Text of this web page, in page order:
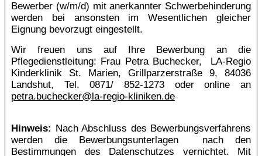
Bewerber (w/m/d) mit anerkannter Schwerbehinderung
werden bei ansonsten im Wesentlichen gleicher
Eignung bevorzugt eingestellt.
Wir freuen uns auf Ihre Bewerbung an die
Pflegedienstleitung: Frau Petra Buchecker, LA-Regio
Kinderklinik St. Marien, Grillparzerstraße 9, 84036
Landshut, Tel. 0871/ 852-1273 oder online an
petra.buchecker@la-regio-kliniken.de
Hinweis: Nach Abschluss des Bewerbungsverfahrens
werden die Bewerbungsunterlagen nach den
Bestimmungen des Datenschutzes vernichtet. Mit